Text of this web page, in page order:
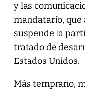
y las
mandatario, que
suspende la
tratado de
Estados Unidos.
Más temprano,